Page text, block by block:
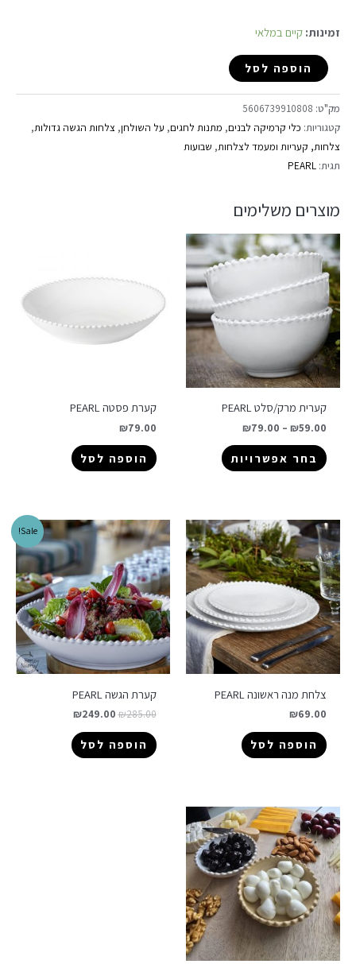
זמינות: קיים במלאי
הוספה לסל
מק"ט: 5606739910808
קטגוריות: כלי קרמיקה לבנים, מתנות לחגים, על השולחן, צלחות הגשה גדולות,
צלחות, קעריות ומעמד לצלחות, שבועות
תגית: PEARL
מוצרים משלימים
קערית מרק/סלט PEARL
₪59.00
–
₪79.00
בחר אפשרויות
קערת פסטה PEARL
₪79.00
הוספה לסל
צלחת מנה ראשונה PEARL
₪69.00
הוספה לסל
Sale!
קערת הגשה PEARL
₪285.00
₪249.00
הוספה לסל